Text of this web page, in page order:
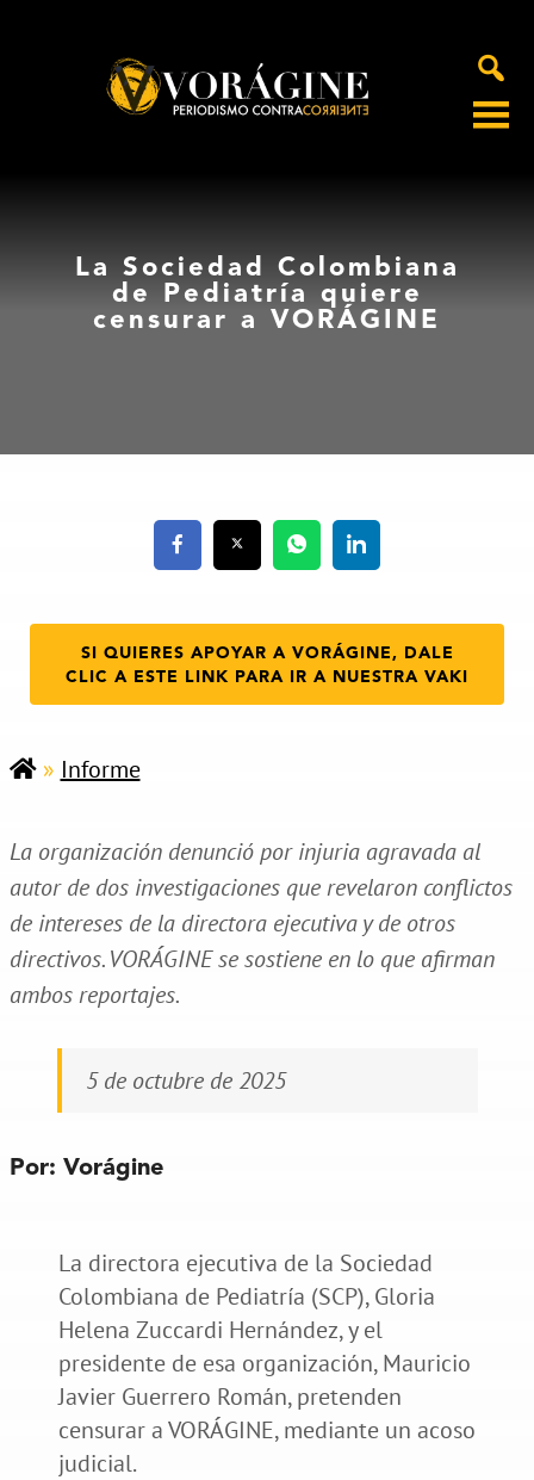
La Sociedad Colombiana
de Pediatría quiere
censurar a VORÁGINE
SI QUIERES APOYAR A VORÁGINE, DALE
CLIC A ESTE LINK PARA IR A NUESTRA VAKI
» Informe
La organización denunció por injuria agravada al
autor de dos investigaciones que revelaron conflictos
de intereses de la directora ejecutiva y de otros
directivos. VORÁGINE se sostiene en lo que afirman
ambos reportajes.
5 de octubre de 2025
Por: Vorágine
La directora ejecutiva de la Sociedad
Colombiana de Pediatría (SCP), Gloria
Helena Zuccardi Hernández, y el
presidente de esa organización, Mauricio
Javier Guerrero Román, pretenden
censurar a VORÁGINE, mediante un acoso
judicial.